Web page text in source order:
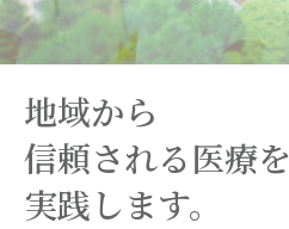
地域から
信頼される医療を
実践します。